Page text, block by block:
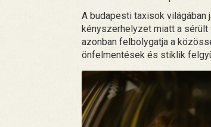
A budapesti taxisok
kényszerhelyzet miatt a
azonban felbolygatja a
önfelmentések és stiklik